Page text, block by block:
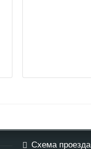
Схема проезда